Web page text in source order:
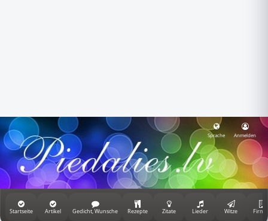
Sprache Anmelden
Startseite Artikel Gedicht, Wunsche Rezepte Zitate Lieder Witze